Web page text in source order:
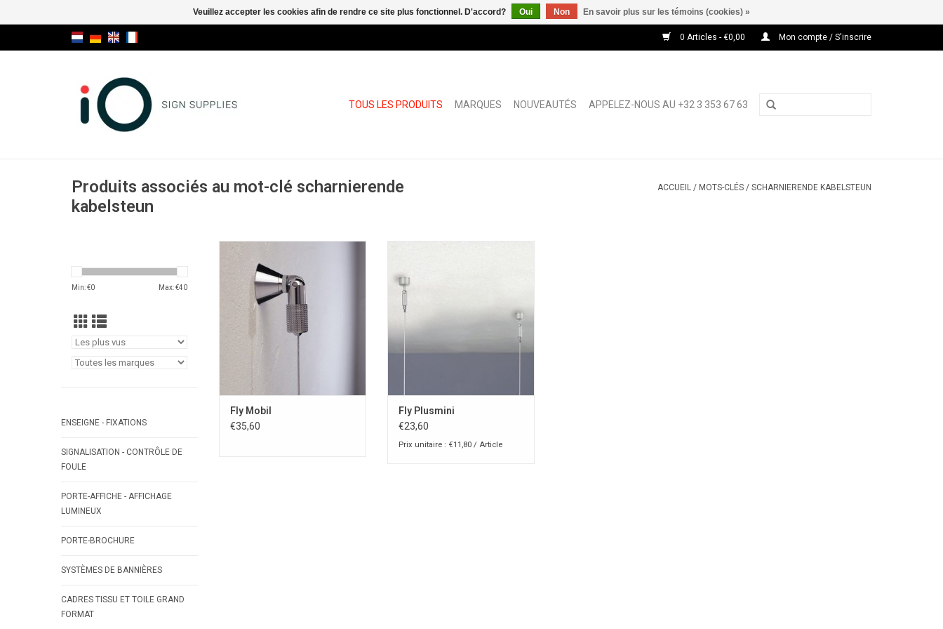
0 Articles - €0,00 Mon compte / S'inscrire
TOUS LES PRODUITS MARQUES NOUVEAUTÉS APPELEZ-NOUS AU +32 3 353 67 63
Produits associés au mot-clé scharnierende
kabelsteun
ACCUEIL / MOTS-CLÉS / SCHARNIERENDE KABELSTEUN
Min: €0 Max: €40
ENSEIGNE - FIXATIONS
SIGNALISATION - CONTRÔLE DE
FOULE
PORTE-AFFICHE - AFFICHAGE
LUMINEUX
PORTE-BROCHURE
SYSTÈMES DE BANNIÈRES
CADRES TISSU ET TOILE GRAND
FORMAT
AJOUTER AU PANIER
Fly Mobil
€35,60
Fly Plusmini
€23,60
Prix unitaire : €11,80 / Article
Veuillez accepter les cookies afin de rendre ce site plus fonctionnel. D'accord? Oui Non En savoir plus sur les témoins (cookies) »